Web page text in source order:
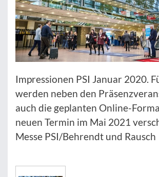
Impressionen PSI Januar 2020.
werden neben den
auch die geplanten Online-
neuen Termin im Mai 2021
Messe PSI/Behrendt und Rausch